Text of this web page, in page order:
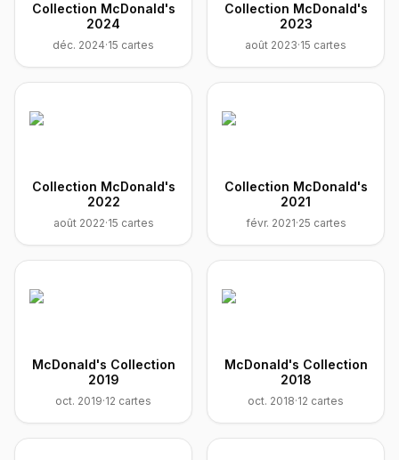
Collection McDonald's
2024
déc. 2024·15 cartes
Collection McDonald's
2023
août 2023·15 cartes
Collection McDonald's
2022
août 2022·15 cartes
Collection McDonald's
2021
févr. 2021·25 cartes
McDonald's Collection
2019
oct. 2019·12 cartes
McDonald's Collection
2018
oct. 2018·12 cartes